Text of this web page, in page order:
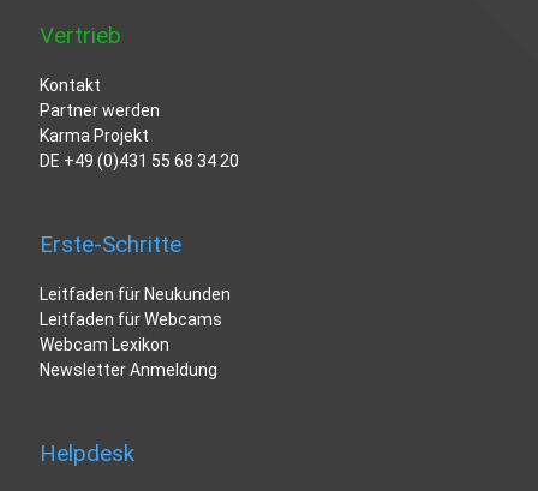
Vertrieb
Kontakt
Partner werden
Karma Projekt
DE +49 (0)431 55 68 34 20
Erste-Schritte
Leitfaden für Neukunden
Leitfaden für Webcams
Webcam Lexikon
Newsletter Anmeldung
Helpdesk